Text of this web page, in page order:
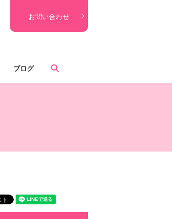
お問い合わせ
ブログ